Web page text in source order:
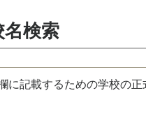
名検索
に記載するための学校の